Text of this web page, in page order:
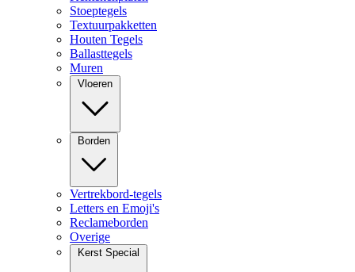
Stoeptegels
Textuurpakketten
Houten Tegels
Ballasttegels
Muren
Vloeren
Borden
Vertrekbord-tegels
Letters en Emoji's
Reclameborden
Overige
Kerst Special